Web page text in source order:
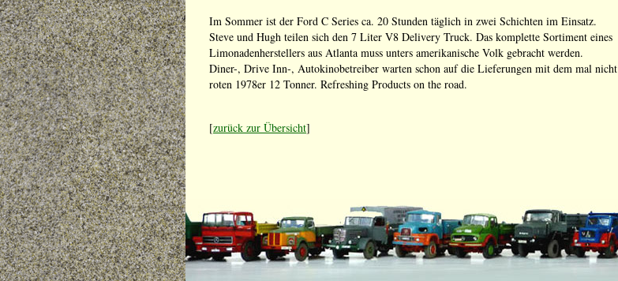
Im Sommer ist der Ford C Series ca. 20 Stunden täglich in zwei Schichten im Einsatz.
Steve und Hugh teilen sich den 7 Liter V8 Delivery Truck. Das komplette Sortiment eines
Limonadenherstellers aus Atlanta muss unters amerikanische Volk gebracht werden.
Diner-, Drive Inn-, Autokinobetreiber warten schon auf die Lieferungen mit dem mal nicht
roten 1978er 12 Tonner. Refreshing Products on the road.
[zurück zur Übersicht]